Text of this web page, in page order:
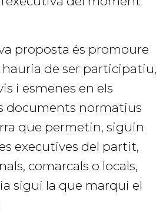
proposta és promoure
de ser participatiu,
i esmenes en els
documents normatius
que permetin, siguin
executives del partit,
comarcals o locals,
sigui la que marqui el